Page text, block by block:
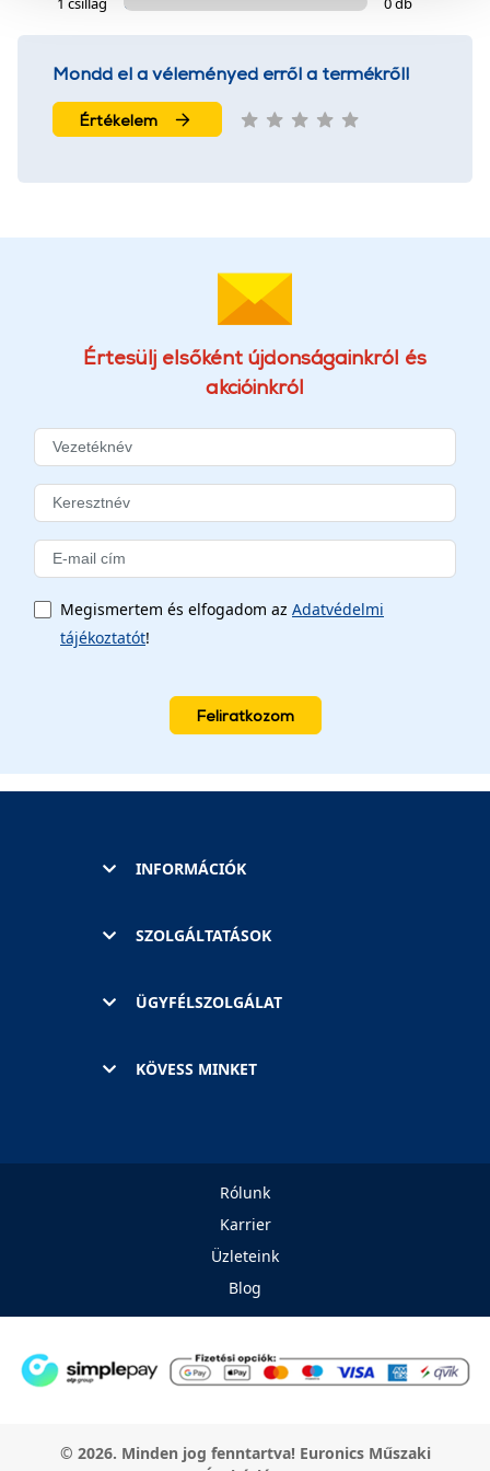
Mondd el a véleményed erről a termékről!
Értékelem
Értesülj elsőként újdonságainkról és
akcióinkról
Megismertem és elfogadom az Adatvédelmi
tájékoztatót!
Feliratkozom
INFORMÁCIÓK
SZOLGÁLTATÁSOK
ÜGYFÉLSZOLGÁLAT
KÖVESS MINKET
Rólunk
Karrier
Üzleteink
Blog
© 2026. Minden jog fenntartva! Euronics Műszaki